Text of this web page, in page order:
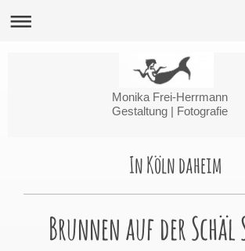
Monika Frei-Herrmann
Gestaltung | Fotografie
In Köln daheim
Brunnen auf der